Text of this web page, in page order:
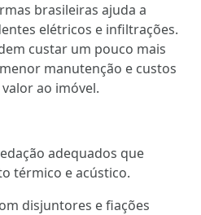
brasileiras ajuda a
elétricos e infiltrações.
custar um pouco mais
manutenção e custos
ao imóvel.
adequados que
térmico e acústico.
disjuntores e fiações